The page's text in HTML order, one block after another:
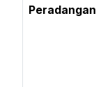
Peradangan